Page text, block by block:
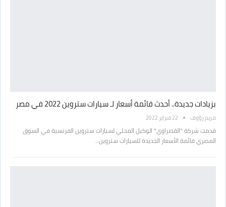
بزيادات جديدة.. أحدث قائمة أسعار لـ سيارات ستروين 2022 في مصر
مريم رؤوف 22 فبراير 2022
قدمت شركة "القصراوي" الوكيل المحلي لسيارات ستروين الفرنسية في السوق
المصري قائمة الأسعار الجديدة للسيارات ستروين…